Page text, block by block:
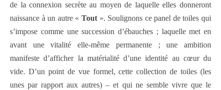
de la connexion secrète au moyen de laquelle elles donneront
naissance à un autre « Tout». Soulignons ce panel de toiles qui
s’impose comme une succession d’ébauches ; laquelle met en
avant une vitalité elle-même permanente ; une ambition
manifeste d’afficher la matérialité d’une identité au cœur du
vide. D’un point de vue formel, cette collection de toiles (les
unes par rapport aux autres) – et qui ne semble vivre que le